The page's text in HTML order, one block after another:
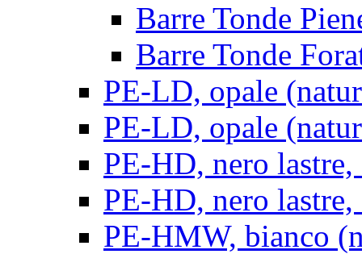
Barre Tonde
Barre Tonde
PE-LD, opale
PE-LD, opale
PE-HD, nero lastre,
PE-HD, nero lastre,
PE-HMW, bianco